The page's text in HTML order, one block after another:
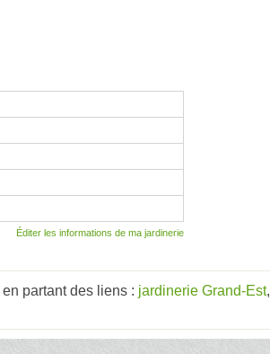
Éditer les informations de ma jardinerie
partant des liens : jardinerie Grand-Est,